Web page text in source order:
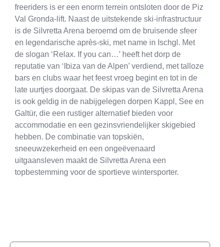
freeriders is er een enorm terrein ontsloten door de Piz
Val Gronda-lift. Naast de uitstekende ski-infrastructuur
is de Silvretta Arena beroemd om de bruisende sfeer
en legendarische après-ski, met name in Ischgl. Met
de slogan ‘Relax. If you can…’ heeft het dorp de
reputatie van ‘Ibiza van de Alpen’ verdiend, met talloze
bars en clubs waar het feest vroeg begint en tot in de
late uurtjes doorgaat. De skipas van de Silvretta Arena
is ook geldig in de nabijgelegen dorpen Kappl, See en
Galtür, die een rustiger alternatief bieden voor
accommodatie en een gezinsvriendelijker skigebied
hebben. De combinatie van topskiën,
sneeuwzekerheid en een ongeëvenaard
uitgaansleven maakt de Silvretta Arena een
topbestemming voor de sportieve wintersporter.